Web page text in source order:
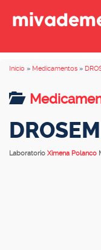
Inicio » Medicamentos »
Laboratorio Ximena Polanco